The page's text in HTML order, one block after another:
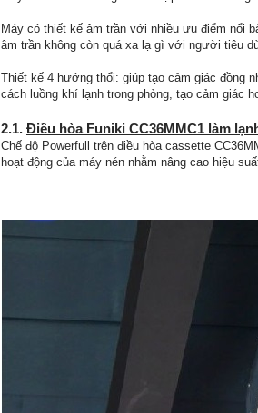
Máy có thiết kế âm trần với nhiều ưu điểm nổi
âm trần không còn quá xa lạ gì với người tiêu
Thiết kế 4 hướng thổi: giúp tạo cảm giác đồng
cách luồng khí lạnh trong phòng, tạo cảm giác
2.1. Điều hòa Funiki CC36MMC1 làm
Chế độ Powerfull trên điều hòa cassette
hoạt động của máy nén nhằm nâng cao hiệu